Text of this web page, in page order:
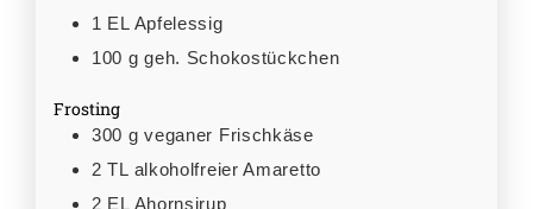
1 EL Apfelessig
100 g geh. Schokostückchen
Frosting
300 g veganer Frischkäse
2 TL alkoholfreier Amaretto
2 EL Ahornsirup